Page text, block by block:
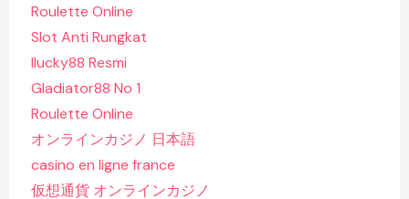
Roulette Online
Slot Anti Rungkat
Ilucky88 Resmi
Gladiator88 No 1
Roulette Online
オンラインカジノ 日本語
casino en ligne france
仮想通貨 オンラインカジノ